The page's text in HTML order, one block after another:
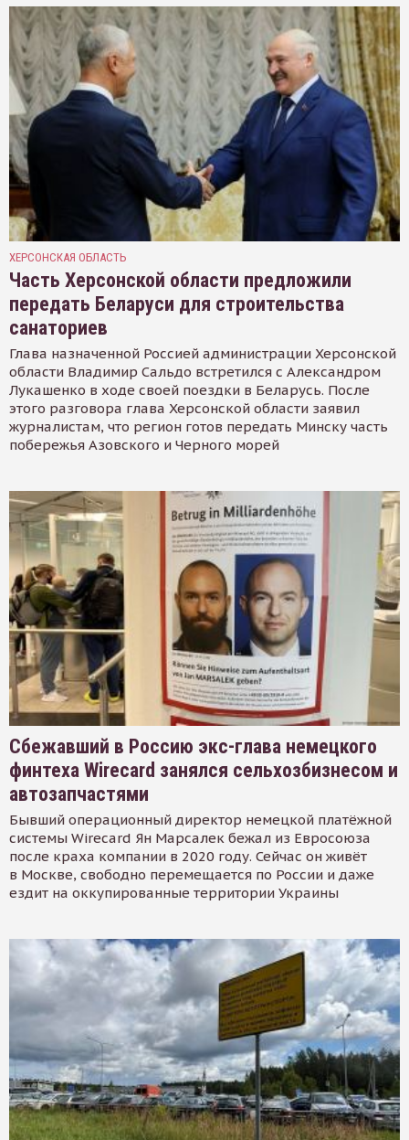
ХЕРСОНСКАЯ ОБЛАСТЬ
Часть Херсонской области предложили
передать Беларуси для строительства
санаториев
Глава назначенной Россией администрации Херсонской
области Владимир Сальдо встретился с Александром
Лукашенко в ходе своей поездки в Беларусь. После
этого разговора глава Херсонской области заявил
журналистам, что регион готов передать Минску часть
побережья Азовского и Черного морей
Сбежавший в Россию экс-глава немецкого
финтеха Wirecard занялся сельхозбизнесом и
автозапчастями
Бывший операционный директор немецкой платёжной
системы Wirecard Ян Марсалек бежал из Евросоюза
после краха компании в 2020 году. Сейчас он живёт
в Москве, свободно перемещается по России и даже
ездит на оккупированные территории Украины